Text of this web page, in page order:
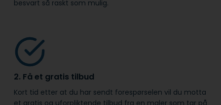
besvart så raskt som mulig.
2. Få et gratis tilbud
Kort tid etter at du har sendt forespørselen vil du motta
et gratis og uforpliktende tilbud fra en maler som tar på